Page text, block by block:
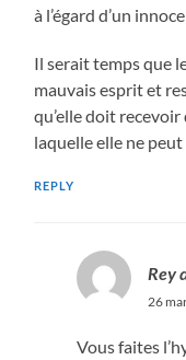
à l’égard d’un
Il serait temps que
mauvais esprit et
qu’elle doit
laquelle elle ne peut
REPLY
Rey
26
Vous faites